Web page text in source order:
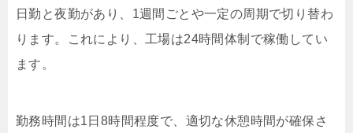
日勤と夜勤があり、1週間ごとや一定の周期で切り替わ
ります。これにより、工場は24時間体制で稼働してい
ます。
勤務時間は1日8時間程度で、適切な休憩時間が確保さ